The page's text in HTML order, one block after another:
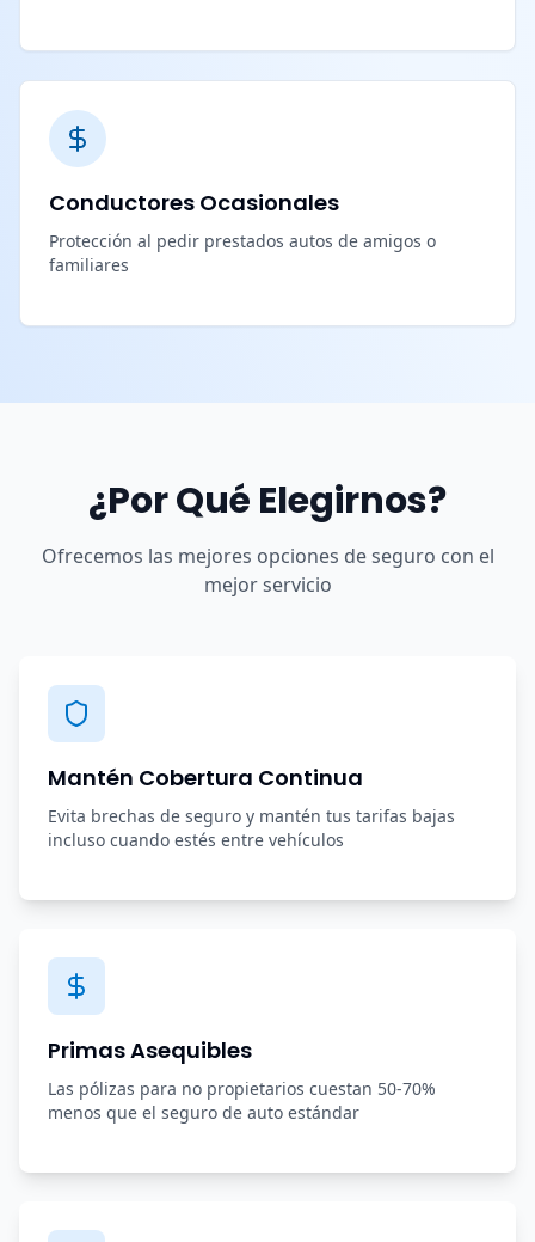
Conductores Ocasionales
Protección al pedir prestados autos de amigos o
familiares
¿Por Qué Elegirnos?
Ofrecemos las mejores opciones de seguro con el
mejor servicio
Mantén Cobertura Continua
Evita brechas de seguro y mantén tus tarifas bajas
incluso cuando estés entre vehículos
Primas Asequibles
Las pólizas para no propietarios cuestan 50-70%
menos que el seguro de auto estándar